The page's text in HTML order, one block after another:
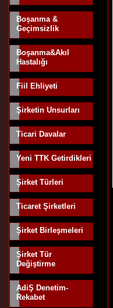
Boşanma &
Geçimsizlik
Boşanma&Akıl
Hastalığı
Fiil Ehliyeti
Şirketin Unsurları
Ticari Davalar
Yeni TTK Getirdikleri
Şirket Türleri
Ticaret Şirketleri
Şirket Birleşmeleri
Şirket Tür
Değiştirme
AdiŞ Denetim-
Rekabet